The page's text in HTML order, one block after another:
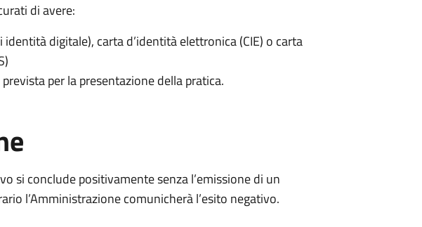
di avere:
identità digitale), carta d’identità elettronica (CIE) o carta
per la presentazione della pratica.
si conclude positivamente senza l’emissione di un
l’Amministrazione comunicherà l’esito negativo.